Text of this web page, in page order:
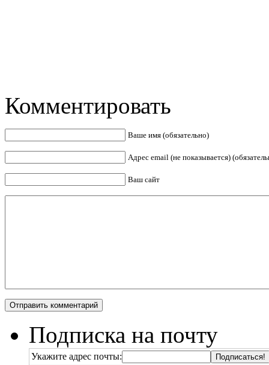
Комментировать
Ваше имя (обязательно)
Адрес email (не показывается)
Ваш сайт
Подписка на почту
Укажите адрес почты: